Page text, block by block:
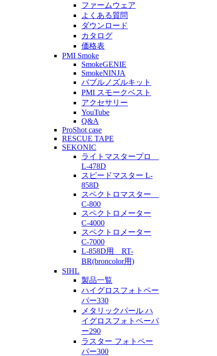
ファームウェア
よくある質問
ダウンロード
カタログ
価格表
PMI Smoke
SmokeGENIE
SmokeNINJA
バブルノズルキット
PMI スモークベスト
アクセサリー
YouTube
Q&A
ProShot case
RESCUE TAPE
SEKONIC
ライトマスタープロ
L-478D
スピードマスター L-
858D
スペクトロマスター
C-800
スペクトロメーター
C-4000
スペクトロメーター
C-7000
L-858D用 RT-
BR(broncolor用)
SIHL
製品一覧
ハイグロスフォトペー
パー330
メタリックパール ハ
イグロスフォトペーパ
ー290
ラスター フォトペー
パー300